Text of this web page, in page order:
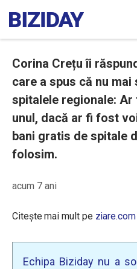
Corina Crețu îi
care a spus că nu mai
spitalele regionale:
unul, dacă ar fi fost
bani gratis de spitale
folosim.
acum 7 ani
Citește mai mult pe ziare.com
Echipa Biziday nu a